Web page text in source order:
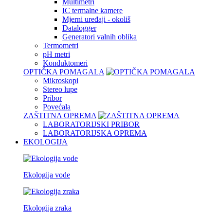
Multimetri
IC termalne kamere
Mjerni uređaji - okoliš
Datalogger
Generatori valnih oblika
Termometri
pH metri
Konduktomeri
OPTIČKA POMAGALA
Mikroskopi
Stereo lupe
Pribor
Povećala
ZAŠTITNA OPREMA
LABORATORIJSKI PRIBOR
LABORATORIJSKA OPREMA
EKOLOGIJA
Ekologija vode
Ekologija zraka